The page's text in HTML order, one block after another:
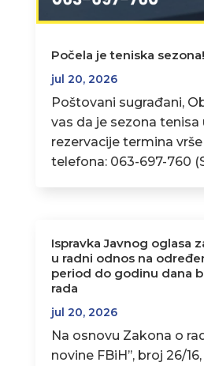
Počela je teniska sezona!
jul 20, 2026
Poštovani sugrađani,
vas da je sezona tenisa
rezervacije termina
telefona: 063-697-760
Ispravka Javnog oglasa
u radni odnos na
period do godinu dana
rada
jul 20, 2026
Na osnovu Zakona o
novine FBiH’’, broj 26/